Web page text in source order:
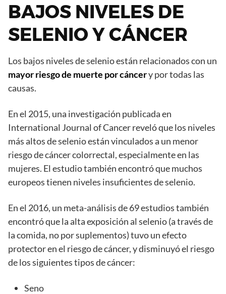
BAJOS NIVELES DE
SELENIO Y CÁNCER
Los bajos niveles de selenio están relacionados con un
mayor riesgo de muerte por cáncery por todas las
causas.
En el 2015, una investigación publicada en
International Journal of Cancer reveló que los niveles
más altos de selenio están vinculados a un menor
riesgo de cáncer colorrectal, especialmente en las
mujeres. El estudio también encontró que muchos
europeos tienen niveles insuficientes de selenio.
En el 2016, un meta-análisis de 69 estudios también
encontró que la alta exposición al selenio (a través de
la comida, no por suplementos) tuvo un efecto
protector en el riesgo de cáncer, y disminuyó el riesgo
de los siguientes tipos de cáncer:
Seno